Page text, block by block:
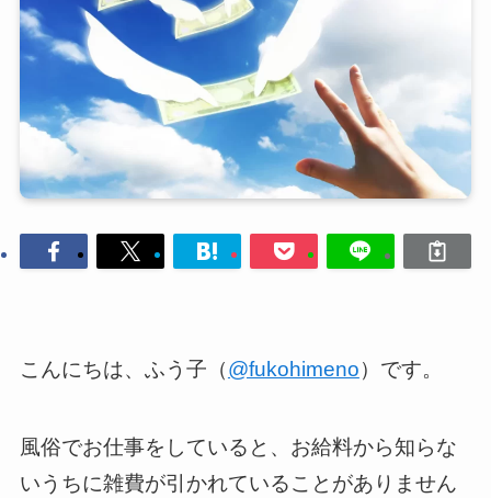
こんにちは、ふう子（@fukohimeno）です。
風俗でお仕事をしていると、お給料から知らな
いうちに雑費が引かれていることがありません